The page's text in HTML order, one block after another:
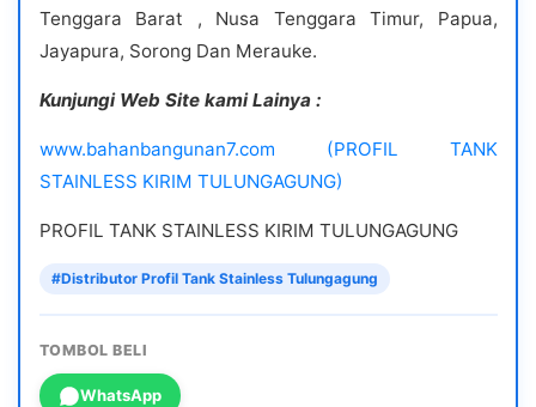
Tenggara Barat , Nusa Tenggara Timur, Papua,
Jayapura, Sorong Dan Merauke.
Kunjungi Web Site kami Lainya :
www.bahanbangunan7.com (PROFIL TANK
STAINLESS KIRIM TULUNGAGUNG)
PROFIL TANK STAINLESS KIRIM TULUNGAGUNG
#Distributor Profil Tank Stainless Tulungagung
TOMBOL BELI
WhatsApp